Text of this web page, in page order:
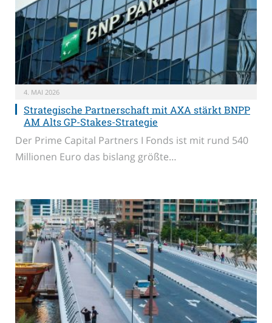
4. MAI 2026
Strategische Partnerschaft mit AXA stärkt BNPP
AM Alts GP-Stakes-Strategie
Der Prime Capital Partners I Fonds ist mit rund 540
Millionen Euro das bislang größte…